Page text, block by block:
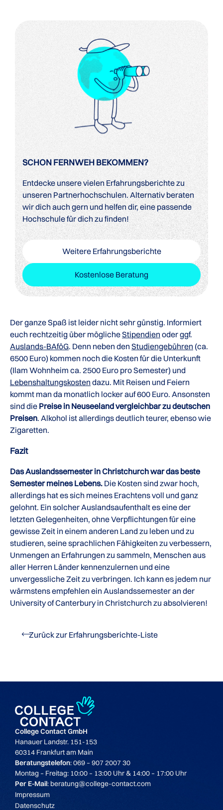
SCHON FERNWEH BEKOMMEN?
Entdecke unsere vielen Erfahrungsberichte zu
unseren Partnerhochschulen. Alternativ beraten
wir dich auch gern und helfen dir, eine passende
Hochschule für dich zu finden!
Weitere Erfahrungsberichte
Kostenlose Beratung
Der ganze Spaß ist leider nicht sehr günstig. Informiert
euch rechtzeitig über möglicheStipendien oder ggf.
Auslands-BAföG. Denn neben den Studiengebühren (ca.
6500 Euro) kommen noch die Kosten für die Unterkunft
(Ilam Wohnheim ca. 2500 Euro pro Semester) und
Lebenshaltungskosten dazu. Mit Reisen und Feiern
kommt man da monatlich locker auf 600 Euro. Ansonsten
sind die Preise in Neuseeland vergleichbar zu deutschen
Preisen. Alkohol ist allerdings deutlich teurer, ebenso wie
Zigaretten.
Fazit
Das Auslandssemester in Christchurch war das beste
Semester meines Lebens. Die Kosten sind zwar hoch,
allerdings hat es sich meines Erachtens voll und ganz
gelohnt. Ein solcher Auslandsaufenthalt es eine der
letzten Gelegenheiten, ohne Verpflichtungen für eine
gewisse Zeit in einem anderen Land zu leben und zu
studieren, seine sprachlichen Fähigkeiten zu verbessern,
Unmengen an Erfahrungen zu sammeln, Menschen aus
aller Herren Länder kennenzulernen und eine
unvergessliche Zeit zu verbringen. Ich kann es jedem nur
wärmstens empfehlen ein Auslandssemester an der
University of Canterbury in Christchurch zu absolvieren!
Zurück zur Erfahrungsberichte-Liste
College Contact GmbH
Hanauer Landstr. 151-153
60314 Frankfurt am Main
Beratungstelefon: 069 – 907 2007 30
Montag – Freitag: 10:00 – 13:00 Uhr & 14:00 – 17:00 Uhr
Per E-Mail: beratung@college-contact.com
Impressum
Datenschutz